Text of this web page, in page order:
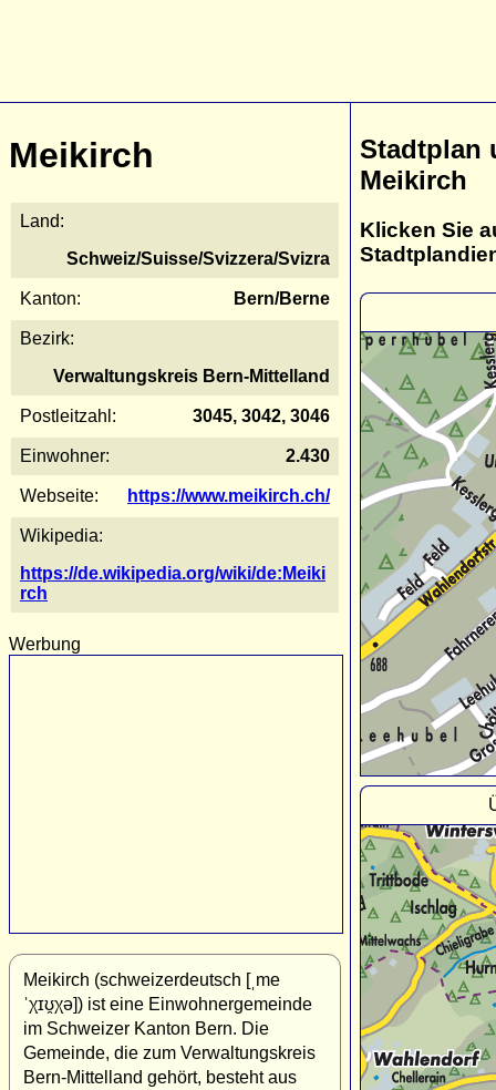
Meikirch
Land:
Schweiz/Suisse/Svizzera/Svizra
Kanton: Bern/Berne
Bezirk:
Verwaltungskreis Bern-Mittelland
Postleitzahl: 3045, 3042, 3046
Einwohner: 2.430
Webseite: https://www.meikirch.ch/
Wikipedia:
https://de.wikipedia.org/wiki/de:Meiki
rch
Werbung
Meikirch (schweizerdeutsch [ˌme
ˈχɪʊ̯χə]) ist eine Einwohnergemeinde
im Schweizer Kanton Bern. Die
Gemeinde, die zum Verwaltungskreis
Bern-Mittelland gehört, besteht aus
Stadtplan
Meikirch
Klicken Sie